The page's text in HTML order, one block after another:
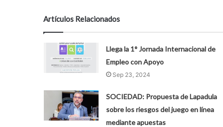
Artículos Relacionados
Llega la 1° Jornada Internacional de
Empleo con Apoyo
Sep 23, 2024
SOCIEDAD: Propuesta de Lapadula
sobre los riesgos del juego en línea
mediante apuestas